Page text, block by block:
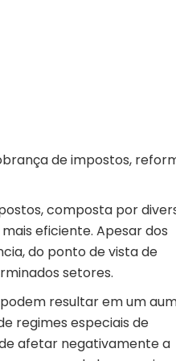
de impostos,
composta por
eficiente. Apesar dos
do ponto de vista de
setores.
resultar em um
regimes especiais de
afetar negativamente a